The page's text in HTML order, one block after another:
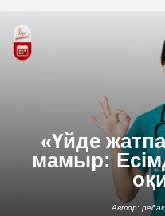
«Үйде
мамыр:
Автор: